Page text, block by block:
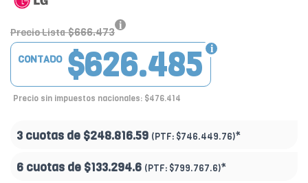
Precio Lista $666.473
$626.485
CONTADO
Precio sin impuestos nacionales: $476.414
3 cuotas de $248.816.59 (PTF: $746.449.76)*
6 cuotas de $133.294.6 (PTF: $799.767.6)*